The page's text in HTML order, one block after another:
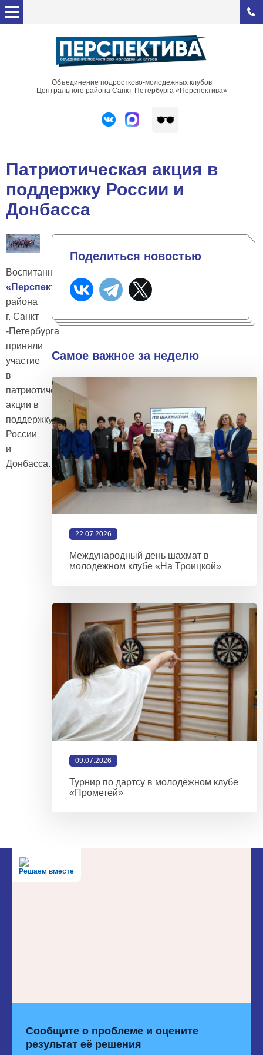
Объединение подростково-молодежных клубов
Центрального района Санкт-Петербурга «Перспектива»
Патриотическая акция в
поддержку России и
Донбасса
Воспитанники
«Перспектива» Центрального
района
г. Санкт
-Петербурга
приняли
участие
в
патриотической
акции в
поддержку
России
и
Донбасса.
Поделиться новостью
Самое важное за неделю
22.07.2026
Международный день шахмат в
молодежном клубе «На Троицкой»
09.07.2026
Турнир по дартсу в молодёжном клубе
«Прометей»
Решаем вместе
Сообщите о проблеме и оцените
результат её решения